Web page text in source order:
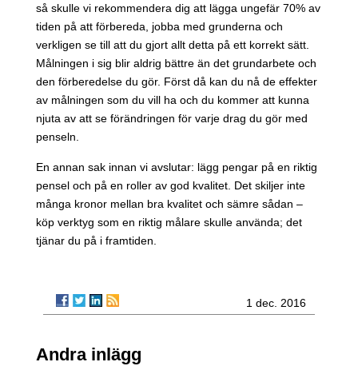
så skulle vi rekommendera dig att lägga ungefär 70% av
tiden på att förbereda, jobba med grunderna och
verkligen se till att du gjort allt detta på ett korrekt sätt.
Målningen i sig blir aldrig bättre än det grundarbete och
den förberedelse du gör. Först då kan du nå de effekter
av målningen som du vill ha och du kommer att kunna
njuta av att se förändringen för varje drag du gör med
penseln.
En annan sak innan vi avslutar: lägg pengar på en riktig
pensel och på en roller av god kvalitet. Det skiljer inte
många kronor mellan bra kvalitet och sämre sådan –
köp verktyg som en riktig målare skulle använda; det
tjänar du på i framtiden.
1 dec. 2016
Andra inlägg